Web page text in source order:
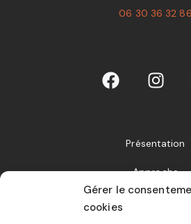
Gérer le
cookies
06 30 36 32 86
Présentation
Approche